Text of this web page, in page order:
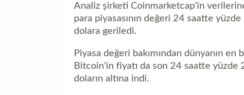
Analiz şirketi Coinmarketcap'in
para piyasasının değeri 24 saatte
dolara geriledi.
Piyasa değeri bakımından dünyanın
Bitcoin'in fiyatı da son 24 saatte yüzde
doların altına indi.